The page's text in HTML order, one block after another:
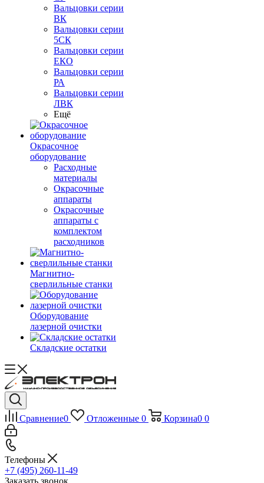
Вальцовки серии
ВК
Вальцовки серии
5СК
Вальцовки серии
ЕКО
Вальцовки серии
РА
Вальцовки серии
ЛВК
Ещё
Окрасочное
оборудование
Расходные
материалы
Окрасочные
аппараты
Окрасочные
аппараты с
комплектом
расходников
Магнитно-
сверлильные станки
Оборудование
лазерной очистки
Складские остатки
Сравнение0 Отложенные 0 Корзина0 0
Телефоны
+7 (495) 260-11-49
Заказать звонок